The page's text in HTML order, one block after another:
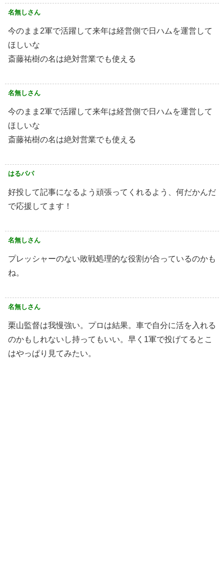
名無しさん
今のまま2軍で活躍して来年は経営側で日ハムを運営して
ほしいな
斎藤祐樹の名は絶対営業でも使える
名無しさん
今のまま2軍で活躍して来年は経営側で日ハムを運営して
ほしいな
斎藤祐樹の名は絶対営業でも使える
はるパパ
好投して記事になるよう頑張ってくれるよう、何だかんだ
で応援してます！
名無しさん
プレッシャーのない敗戦処理的な役割が合っているのかも
ね。
名無しさん
栗山監督は我慢強い。プロは結果。車で自分に活を入れる
のかもしれないし持ってもいい。早く1軍で投げてるとこ
はやっぱり見てみたい。